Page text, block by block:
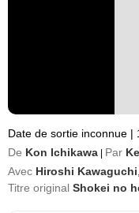
Date de sortie inconnue |
De Kon Ichikawa Par
Avec Hiroshi Kawaguchi
Titre original Shokei no